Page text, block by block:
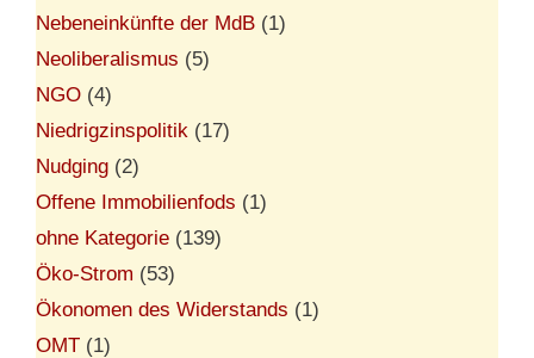
Nebeneinkünfte der MdB (1)
Neoliberalismus (5)
NGO (4)
Niedrigzinspolitik (17)
Nudging (2)
Offene Immobilienfods (1)
ohne Kategorie (139)
Öko-Strom (53)
Ökonomen des Widerstands (1)
OMT (1)